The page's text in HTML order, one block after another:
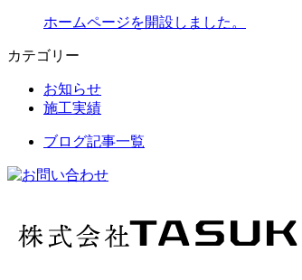
ホームページを開設しました。
カテゴリー
お知らせ
施工実績
ブログ記事一覧